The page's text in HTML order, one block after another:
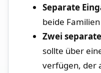
Separate
beide
Zwei
sollte ‍über
verfügen, der